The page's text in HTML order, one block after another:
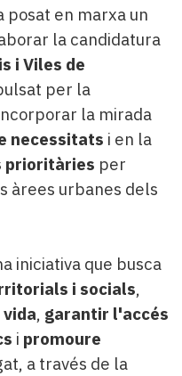
posat en marxa un
la candidatura
i Viles de
per la
la mirada
necessitats i en la
prioritàries per
àrees urbanes dels
iniciativa que busca
i socials,
, garantir l'accés
i promoure
a través de la